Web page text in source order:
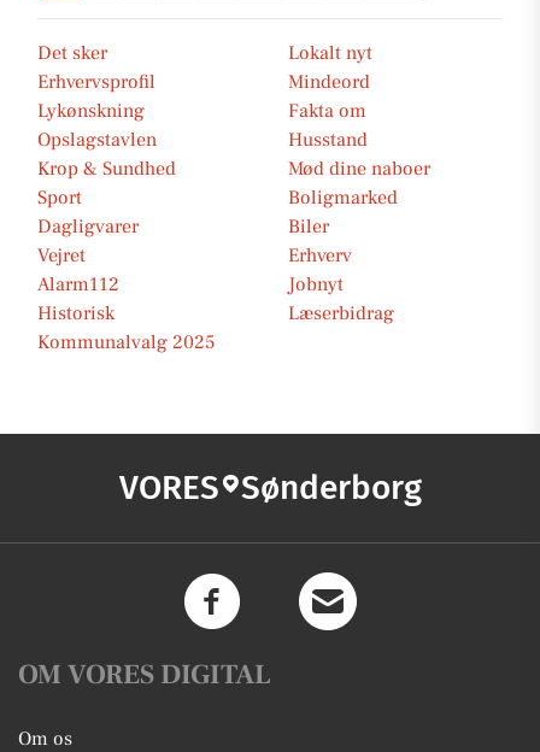
Det sker
Lokalt nyt
Erhvervsprofil
Mindeord
Lykønskning
Fakta om
Opslagstavlen
Husstand
Krop & Sundhed
Mød dine naboer
Sport
Boligmarked
Dagligvarer
Biler
Vejret
Erhverv
Alarm112
Jobnyt
Historisk
Læserbidrag
Kommunalvalg 2025
VORES Sønderborg
OM VORES DIGITAL
Om os